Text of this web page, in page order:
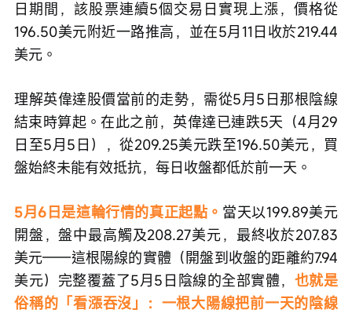
日期間，該股票連續5個交易日實現上漲，價格從
196.50美元附近一路推高，並在5月11日收於219.44
美元。
理解英偉達股價當前的走勢，需從5月5日那根陰線
結束時算起。在此之前，英偉達已連跌5天（4月29
日至5月5日），從209.25美元跌至196.50美元，買
盤始終未能有效抵抗，每日收盤都低於前一天。
5月6日是這輪行情的真正起點。 當天以199.89美元
開盤，盤中最高觸及208.27美元，最終收於207.83
美元——這根陽線的實體（開盤到收盤的距離約7.94
美元）完整覆蓋了5月5日陰線的全部實體， 也就是
俗稱的「看漲吞沒」：一根大陽線把前一天的陰線